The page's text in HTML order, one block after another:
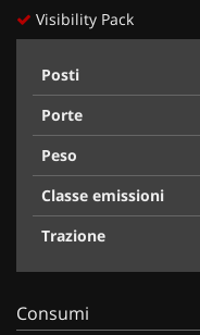
Visibility Pack
Posti
Porte
Peso
Classe emissioni
Trazione
Consumi